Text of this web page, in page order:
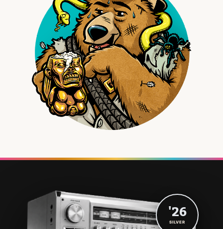
'26
SILVER